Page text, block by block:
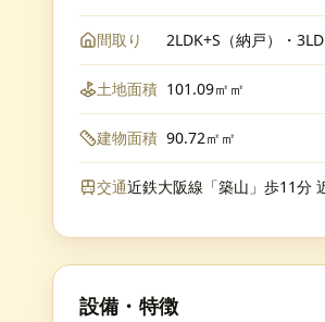
間取り 2LDK+S（納戸）・
土地面積 101.09㎡㎡
建物面積 90.72㎡㎡
交通近鉄大阪線「築山」歩11分
設備・特徴